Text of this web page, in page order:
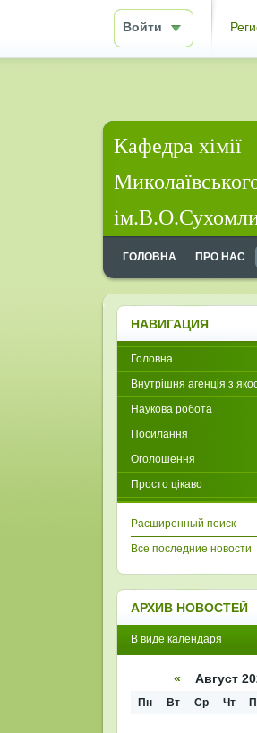
Войти
Кафедра хімії
ГОЛОВНА ПРО НАС
НАВИГАЦИЯ
Головна
Внутрішня агенція з
Наукова робота
Посилання
Оголошення
Просто цікаво
Расширенный поиск
Все последние новости
АРХИВ НОВОСТЕЙ
В виде календаря
« Август
Пн Вт Ср Чт